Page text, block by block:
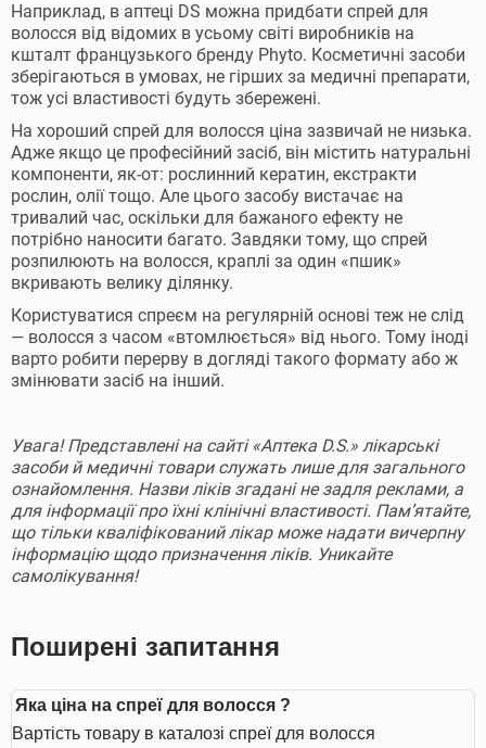
Наприклад, в аптеці DS можна придбати спрей для
волосся від відомих в усьому світі виробників на
кшталт французького бренду Phyto. Косметичні засоби
зберігаються в умовах, не гірших за медичні препарати,
тож усі властивості будуть збережені.
На хороший спрей для волосся ціна зазвичай не низька.
Адже якщо це професійний засіб, він містить натуральні
компоненти, як-от: рослинний кератин, екстракти
рослин, олії тощо. Але цього засобу вистачає на
тривалий час, оскільки для бажаного ефекту не
потрібно наносити багато. Завдяки тому, що спрей
розпилюють на волосся, краплі за один «пшик»
вкривають велику ділянку.
Користуватися спреєм на регулярній основі теж не слід
— волосся з часом «втомлюється» від нього. Тому іноді
варто робити перерву в догляді такого формату або ж
змінювати засіб на інший.
Увага! Представлені на сайті «Аптека D.S.» лікарські
засоби й медичні товари служать лише для загального
ознайомлення. Назви ліків згадані не задля реклами, а
для інформації про їхні клінічні властивості. Пам’ятайте,
що тільки кваліфікований лікар може надати вичерпну
інформацію щодо призначення ліків. Уникайте
самолікування!
Поширені запитання
Яка ціна на спреї для волосся ?
Вартість товару в каталозі спреї для волосся